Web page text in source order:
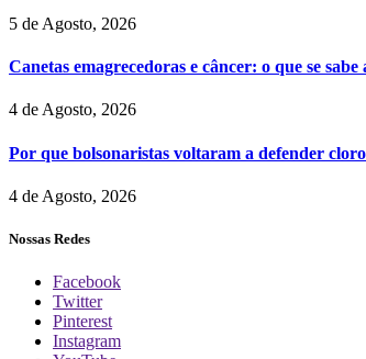
5 de Agosto, 2026
Canetas emagrecedoras e câncer: o que se sabe
4 de Agosto, 2026
Por que bolsonaristas voltaram a defender
4 de Agosto, 2026
Nossas Redes
Facebook
Twitter
Pinterest
Instagram